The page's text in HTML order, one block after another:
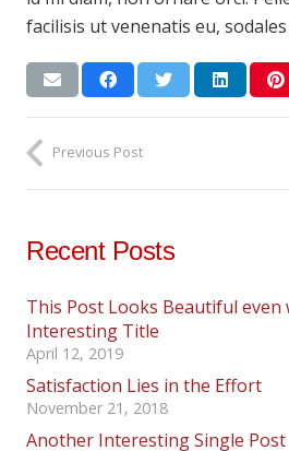
facilisis ut venenatis eu,
Previous Post
Recent Posts
This Post Looks Beautiful even
Interesting Title
April 12, 2019
Satisfaction Lies in the Effort
November 21, 2018
Another Interesting Single Post